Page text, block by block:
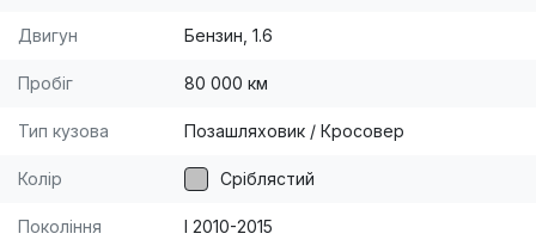
Противотуманные фары ), Иммобилайзер, 2
подушки безопасности (Airbag), Центральный
книжка- Фирменное ТО (Солли Плюс). Все
работает, Автомобиль ухожен. Первый хозяин
Есть комплект зимней резины(Goodyear) с литыми
дисками. Торг возле машины.
Двигун Бензин, 1.6
Пробіг 80 000 км
Тип кузова Позашляховик / Кросовер
Колір Сріблястий
Покоління I 2010-2015